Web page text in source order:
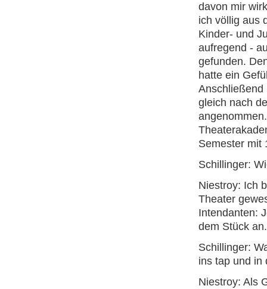
davon mir
ich völlig aus
Kinder- und
aufregend -
gefunden.
hatte ein
Anschließend
gleich nach
Semester mit
Schillinger:
Niestroy: Ich
Theater
Intendanten:
dem Stück
Schillinger:
ins tap und in
Niestroy: Als